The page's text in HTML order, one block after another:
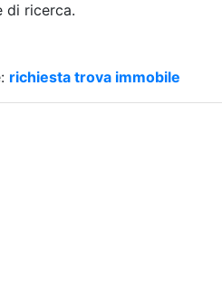
di ricerca.
richiesta trova immobile